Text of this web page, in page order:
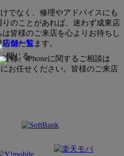
でなく、修理やアドバイスにも
のことがあれば、迷わず成東店
皆様のご来店を心よりお待ちし
いたします。
様、iPhoneに関するご相談は
お任せください。皆様のご来店